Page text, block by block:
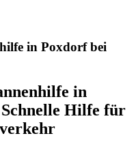
in Poxdorf bei
in
Hilfe für